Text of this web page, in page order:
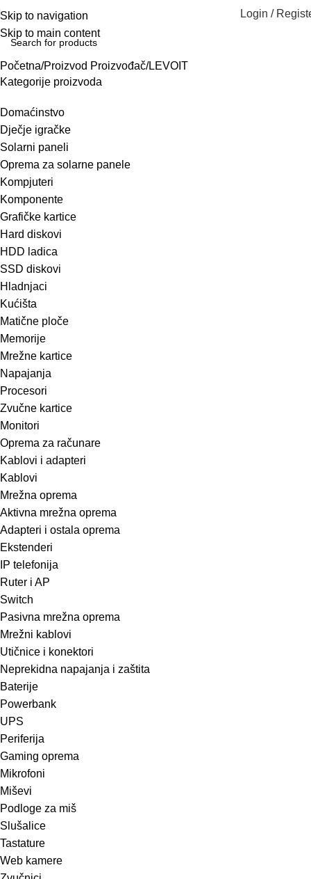
Skip to navigation
Skip to main content
Login /
Početna Proizvod Proizvođač LEVOIT
Kategorije proizvoda
Domaćinstvo
Dječje igračke
Solarni paneli
Oprema za solarne panele
Kompjuteri
Komponente
Grafičke kartice
Hard diskovi
HDD ladica
SSD diskovi
Hladnjaci
Kućišta
Matične ploče
Memorije
Mrežne kartice
Napajanja
Procesori
Zvučne kartice
Monitori
Oprema za računare
Kablovi i adapteri
Kablovi
Mrežna oprema
Aktivna mrežna oprema
Adapteri i ostala oprema
Ekstenderi
IP telefonija
Ruter i AP
Switch
Pasivna mrežna oprema
Mrežni kablovi
Utičnice i konektori
Neprekidna napajanja i zaštita
Baterije
Powerbank
UPS
Periferija
Gaming oprema
Mikrofoni
Miševi
Podloge za miš
Slušalice
Tastature
Web kamere